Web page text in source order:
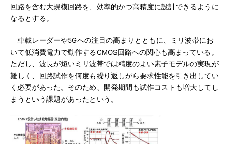
回路を含む大規模回路を、効率的かつ高精度に設計できるように
なるとする。
車載レーダーや5Gへの注目の高まりとともに、ミリ波帯にお
いて低消費電力で動作するCMOS回路への関心も高まっている。
ただし、波長が短いミリ波帯では精度のよい素子モデルの実現が
難しく、回路試作を何度も繰り返しがら要求性能を引き出してい
く必要があった。そのため、開発期間も試作コストも増大してし
まうという課題があったという。